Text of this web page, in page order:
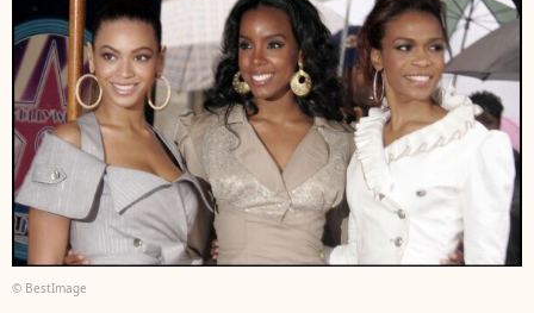
© BestImage